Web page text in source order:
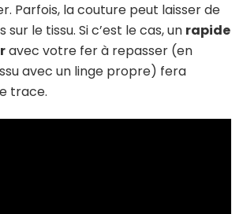
Parfois, la couture peut laisser de
le tissu. Si c’est le cas, un rapide
avec votre fer à repasser (en
avec un linge propre) fera
trace.